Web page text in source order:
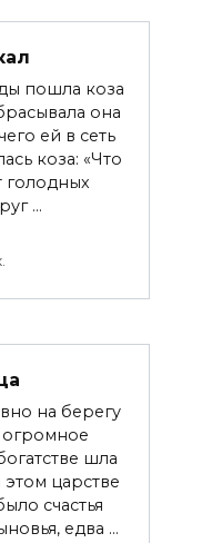
пошла коза
она
ей в сеть
коза: «Что
голодных
...
на берегу
огромное
шла
этом царстве
счастья
едва ...